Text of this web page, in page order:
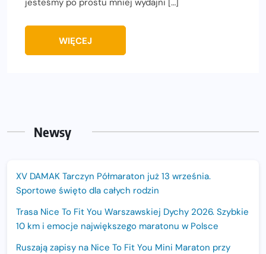
WIĘCEJ
Newsy
XV DAMAK Tarczyn Półmaraton już 13 września.
Sportowe święto dla całych rodzin
Trasa Nice To Fit You Warszawskiej Dychy 2026. Szybkie
10 km i emocje największego maratonu w Polsce
Ruszają zapisy na Nice To Fit You Mini Maraton przy